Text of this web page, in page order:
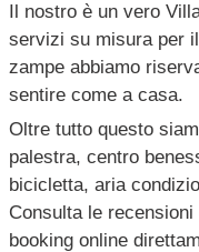
Il nostro è un vero
servizi su misura per
zampe abbiamo
sentire come a casa.
Oltre tutto questo
palestra, centro
bicicletta, aria
Consulta le
booking online